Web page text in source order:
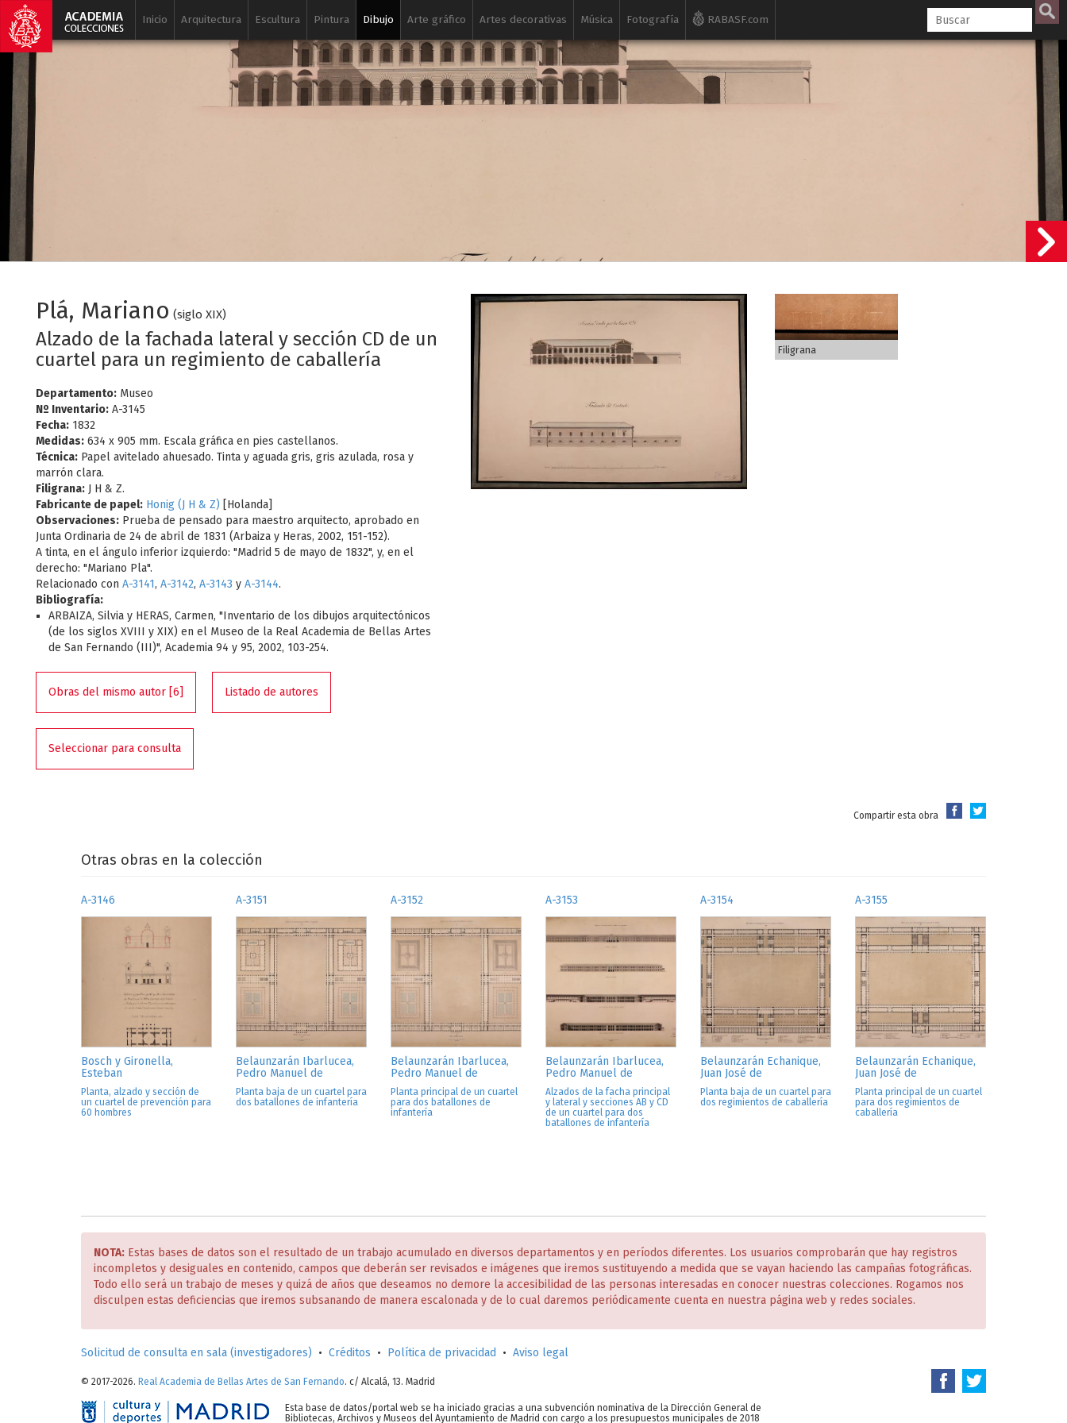
Inicio Arquitectura Escultura Pintura Dibujo Arte gráfico Artes decorativas Música Fotografía RABASF.com
Plá, Mariano (siglo XIX)
Alzado de la fachada lateral y sección CD de un
cuartel para un regimiento de caballería
Departamento: Museo
Nº Inventario: A-3145
Fecha: 1832
Medidas: 634 x 905 mm. Escala gráfica en pies castellanos.
Técnica: Papel avitelado ahuesado. Tinta y aguada gris, gris azulada, rosa y
marrón clara.
Filigrana: J H & Z.
Fabricante de papel: Honig (J H & Z) [Holanda]
Observaciones: Prueba de pensado para maestro arquitecto, aprobado en
Junta Ordinaria de 24 de abril de 1831 (Arbaiza y Heras, 2002, 151-152).
A tinta, en el ángulo inferior izquierdo: "Madrid 5 de mayo de 1832", y, en el
derecho: "Mariano Pla".
Relacionado con A-3141, A-3142, A-3143 y A-3144.
Bibliografía:
ARBAIZA, Silvia y HERAS, Carmen, "Inventario de los dibujos arquitectónicos
(de los siglos XVIII y XIX) en el Museo de la Real Academia de Bellas Artes
de San Fernando (III)", Academia 94 y 95, 2002, 103-254.
Obras del mismo autor [6] Listado de autores
Seleccionar para consulta
Filigrana
Compartir esta obra
Otras obras en la colección
A-3146
Bosch y Gironella,
Esteban
Planta, alzado y sección de
un cuartel de prevención para
60 hombres
A-3151
Belaunzarán Ibarlucea,
Pedro Manuel de
Planta baja de un cuartel para
dos batallones de infantería
A-3152
Belaunzarán Ibarlucea,
Pedro Manuel de
Planta principal de un cuartel
para dos batallones de
infantería
A-3153
Belaunzarán Ibarlucea,
Pedro Manuel de
Alzados de la facha principal
y lateral y secciones AB y CD
de un cuartel para dos
batallones de infantería
A-3154
Belaunzarán Echanique,
Juan José de
Planta baja de un cuartel para
dos regimientos de caballería
A-3155
Belaunzarán Echanique,
Juan José de
Planta principal de un cuartel
para dos regimientos de
caballería
NOTA: Estas bases de datos son el resultado de un trabajo acumulado en diversos departamentos y en períodos diferentes. Los usuarios comprobarán que hay registros
incompletos y desiguales en contenido, campos que deberán ser revisados e imágenes que iremos sustituyendo a medida que se vayan haciendo las campañas fotográficas.
Todo ello será un trabajo de meses y quizá de años que deseamos no demore la accesibilidad de las personas interesadas en conocer nuestras colecciones. Rogamos nos
disculpen estas deficiencias que iremos subsanando de manera escalonada y de lo cual daremos periódicamente cuenta en nuestra página web y redes sociales.
Solicitud de consulta en sala (investigadores) • Créditos • Política de privacidad • Aviso legal
© 2017-2026. Real Academia de Bellas Artes de San Fernando. c/ Alcalá, 13. Madrid
Esta base de datos/portal web se ha iniciado gracias a una subvención nominativa de la Dirección General de
Bibliotecas, Archivos y Museos del Ayuntamiento de Madrid con cargo a los presupuestos municipales de 2018